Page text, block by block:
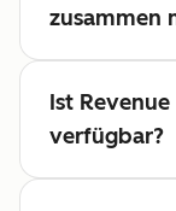
zusammen
Ist
verfügbar?